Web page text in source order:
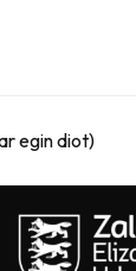
egin diot)